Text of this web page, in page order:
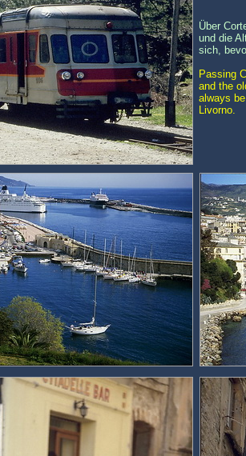
Über
und die
sich,
Passing
and the
always
Livorno.